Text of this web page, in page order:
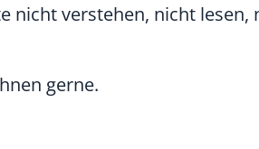
nicht verstehen, nicht
gerne.